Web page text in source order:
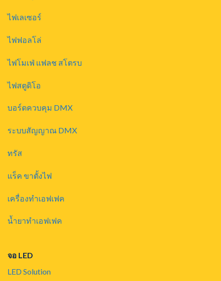
ไฟเลเซอร์
ไฟฟอลโล่
ไฟโมเฟ่ แฟลช สโตรบ
ไฟสตูดิโอ
บอร์ดควบคุม DMX
ระบบสัญญาณ DMX
ทรัส
แร็ค ขาตั้งไฟ
เครื่องทำเอฟเฟค
น้ำยาทำเอฟเฟค
จอ LED
LED Solution